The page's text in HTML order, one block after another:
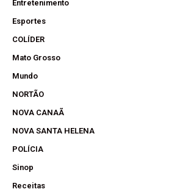
Entretenimento
Esportes
COLÍDER
Mato Grosso
Mundo
NORTÃO
NOVA CANAÃ
NOVA SANTA HELENA
POLÍCIA
Sinop
Receitas